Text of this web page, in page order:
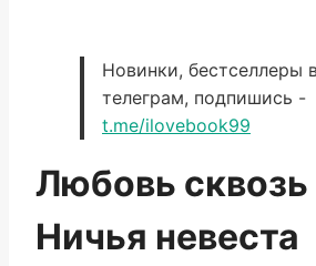
Новинки, бестселлеры
телеграм, подпишись -
t.me/ilovebook99
Любовь
Ничья невеста